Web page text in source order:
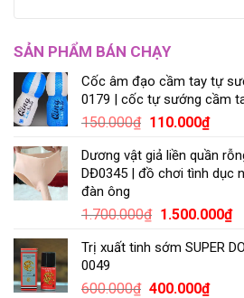
SẢN PHẨM BÁN CHẠY
Cốc âm đạo cầm tay tự
0179 | cốc tự sướng cầm
150.000₫ 110.000₫
Dương vật giả liền quần
DĐ0345 | đồ chơi tình dục
đàn ông
1.700.000₫ 1.500.000₫
Trị xuất tinh sớm SUPER
0049
600.000₫ 400.000₫